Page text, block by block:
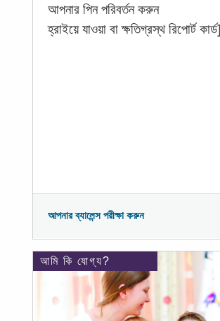
আপনার পিন পরিবর্তন করুন
হ্রাইয়ে যাওয়া বা ক্ষতিগ্রস্থ রিপোর্ট কার্ড]
আপনার ব্যালেন্স পরীক্ষা করুন
আমি কি যোগ্য?